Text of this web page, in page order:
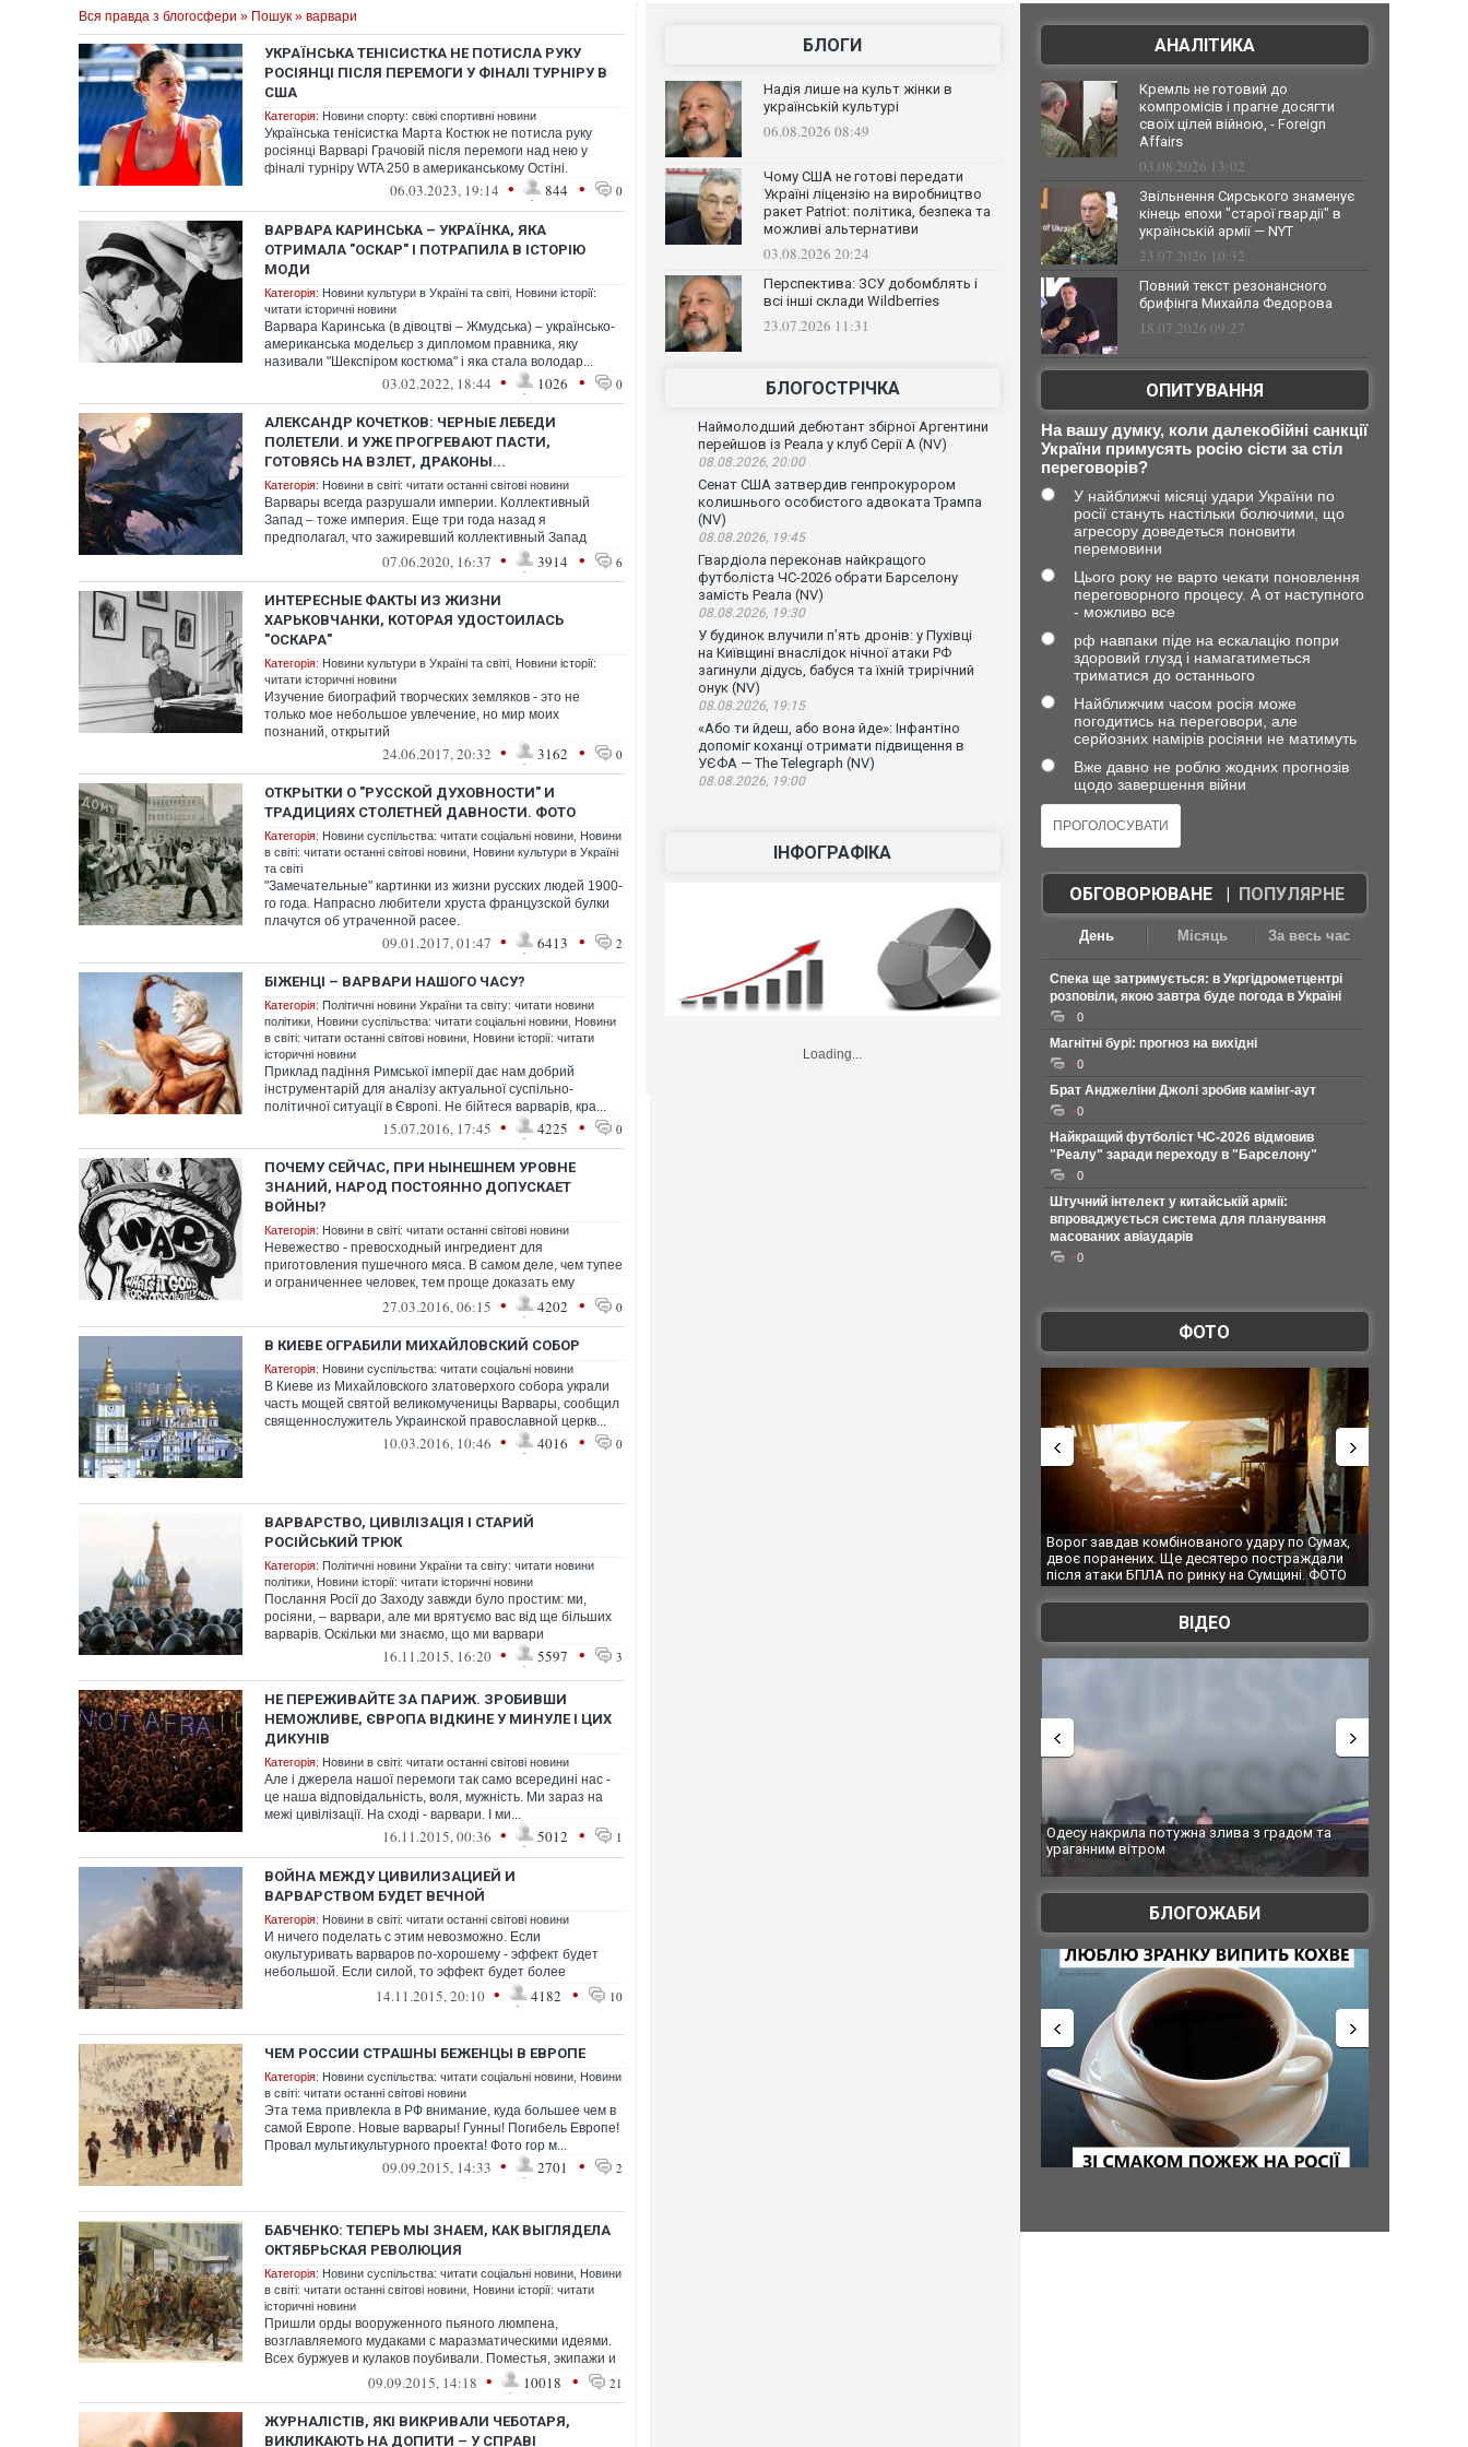
Вся правда з блогосфери » Пошук » варвари
УКРАЇНСЬКА ТЕНІСИСТКА НЕ ПОТИСЛА РУКУ
РОСІЯНЦІ ПІСЛЯ ПЕРЕМОГИ У ФІНАЛІ ТУРНІРУ В
США
Категорія: Новини спорту: свіжі спортивні новини
Українська тенісистка Марта Костюк не потисла руку
росіянці Варварі Грачовій після перемоги над нею у
фіналі турніру WTA 250 в американському Остіні.
06.03.2023, 19:14 • 844 • 0
ВАРВАРА КАРИНСЬКА – УКРАЇНКА, ЯКА
ОТРИМАЛА "ОСКАР" І ПОТРАПИЛА В ІСТОРІЮ
МОДИ
Категорія: Новини культури в Україні та світі Новини історії:
читати історичні новини
Варвара Каринська (в дівоцтві – Жмудська) – українсько-
американська модельєр з дипломом правника, яку
називали "Шекспіром костюма" і яка стала володар...
03.02.2022, 18:44 • 1026 • 0
АЛЕКСАНДР КОЧЕТКОВ: ЧЕРНЫЕ ЛЕБЕДИ
ПОЛЕТЕЛИ. И УЖЕ ПРОГРЕВАЮТ ПАСТИ,
ГОТОВЯСЬ НА ВЗЛЕТ, ДРАКОНЫ...
Категорія: Новини в світі: читати останні світові новини
Варвары всегда разрушали империи. Коллективный
Запад – тоже империя. Еще три года назад я
предполагал, что зажиревший коллективный Запад
07.06.2020, 16:37 • 3914 • 6
ИНТЕРЕСНЫЕ ФАКТЫ ИЗ ЖИЗНИ
ХАРЬКОВЧАНКИ, КОТОРАЯ УДОСТОИЛАСЬ
"ОСКАРА"
Категорія: Новини культури в Україні та світі Новини історії:
читати історичні новини
Изучение биографий творческих земляков - это не
только мое небольшое увлечение, но мир моих
познаний, открытий
24.06.2017, 20:32 • 3162 • 0
ОТКРЫТКИ О "РУССКОЙ ДУХОВНОСТИ" И
ТРАДИЦИЯХ СТОЛЕТНЕЙ ДАВНОСТИ. ФОТО
Категорія: Новини суспільства: читати соціальні новини Новини
в світі: читати останні світові новини Новини культури в Україні
та світі
"Замечательные" картинки из жизни русских людей 1900-
го года. Напрасно любители хруста французской булки
плачутся об утраченной расее.
09.01.2017, 01:47 • 6413 • 2
БІЖЕНЦІ – ВАРВАРИ НАШОГО ЧАСУ?
Категорія: Політичні новини України та світу: читати новини
політики Новини суспільства: читати соціальні новини Новини
в світі: читати останні світові новини Новини історії: читати
історичні новини
Приклад падіння Римської імперії дає нам добрий
інструментарій для аналізу актуальної суспільно-
політичної ситуації в Європі. Не бійтеся варварів, кра...
15.07.2016, 17:45 • 4225 • 0
ПОЧЕМУ СЕЙЧАС, ПРИ НЫНЕШНЕМ УРОВНЕ
ЗНАНИЙ, НАРОД ПОСТОЯННО ДОПУСКАЕТ
ВОЙНЫ?
Категорія: Новини в світі: читати останні світові новини
Невежество - превосходный ингредиент для
приготовления пушечного мяса. В самом деле, чем тупее
и ограниченнее человек, тем проще доказать ему
27.03.2016, 06:15 • 4202 • 0
В КИЕВЕ ОГРАБИЛИ МИХАЙЛОВСКИЙ СОБОР
Категорія: Новини суспільства: читати соціальні новини
В Киеве из Михайловского златоверхого собора украли
часть мощей святой великомученицы Варвары, сообщил
священнослужитель Украинской православной церкв...
10.03.2016, 10:46 • 4016 • 0
ВАРВАРСТВО, ЦИВІЛІЗАЦІЯ І СТАРИЙ
РОСІЙСЬКИЙ ТРЮК
Категорія: Політичні новини України та світу: читати новини
політики Новини історії: читати історичні новини
Послання Росії до Заходу завжди було простим: ми,
росіяни, – варвари, але ми врятуємо вас від ще більших
варварів. Оскільки ми знаємо, що ми варвари
16.11.2015, 16:20 • 5597 • 3
НЕ ПЕРЕЖИВАЙТЕ ЗА ПАРИЖ. ЗРОБИВШИ
НЕМОЖЛИВЕ, ЄВРОПА ВІДКИНЕ У МИНУЛЕ І ЦИХ
ДИКУНІВ
Категорія: Новини в світі: читати останні світові новини
Але і джерела нашої перемоги так само всередині нас -
це наша відповідальність, воля, мужність. Ми зараз на
межі цивілізації. На сході - варвари. І ми...
16.11.2015, 00:36 • 5012 • 1
ВОЙНА МЕЖДУ ЦИВИЛИЗАЦИЕЙ И
ВАРВАРСТВОМ БУДЕТ ВЕЧНОЙ
Категорія: Новини в світі: читати останні світові новини
И ничего поделать с этим невозможно. Если
окультуривать варваров по-хорошему - эффект будет
небольшой. Если силой, то эффект будет более
14.11.2015, 20:10 • 4182 • 10
ЧЕМ РОССИИ СТРАШНЫ БЕЖЕНЦЫ В ЕВРОПЕ
Категорія: Новини суспільства: читати соціальні новини Новини
в світі: читати останні світові новини
Эта тема привлекла в РФ внимание, куда большее чем в
самой Европе. Новые варвары! Гунны! Погибель Европе!
Провал мультикультурного проекта! Фото гор м...
09.09.2015, 14:33 • 2701 • 2
БАБЧЕНКО: ТЕПЕРЬ МЫ ЗНАЕМ, КАК ВЫГЛЯДЕЛА
ОКТЯБРЬСКАЯ РЕВОЛЮЦИЯ
Категорія: Новини суспільства: читати соціальні новини Новини
в світі: читати останні світові новини Новини історії: читати
історичні новини
Пришли орды вооруженного пьяного люмпена,
возглавляемого мудаками с маразматическими идеями.
Всех буржуев и кулаков поубивали. Поместья, экипажи и
09.09.2015, 14:18 • 10018 • 21
ЖУРНАЛІСТІВ, ЯКІ ВИКРИВАЛИ ЧЕБОТАРЯ,
ВИКЛИКАЮТЬ НА ДОПИТИ – У СПРАВІ
БЛОГИ
Надія лише на культ жінки в
українській культурі
06.08.2026 08:49
Чому США не готові передати
Україні ліцензію на виробництво
ракет Patriot: політика, безпека та
можливі альтернативи
03.08.2026 20:24
Перспектива: ЗСУ добомблять і
всі інші склади Wildberries
23.07.2026 11:31
БЛОГОСТРІЧКА
Наймолодший дебютант збірної Аргентини
перейшов із Реала у клуб Серії А (NV)
08.08.2026, 20:00
Сенат США затвердив генпрокурором
колишнього особистого адвоката Трампа
(NV)
08.08.2026, 19:45
Гвардіола переконав найкращого
футболіста ЧС-2026 обрати Барселону
замість Реала (NV)
08.08.2026, 19:30
У будинок влучили п’ять дронів: у Пухівці
на Київщині внаслідок нічної атаки РФ
загинули дідусь, бабуся та їхній трирічний
онук (NV)
08.08.2026, 19:15
«Або ти йдеш, або вона йде»: Інфантіно
допоміг коханці отримати підвищення в
УЄФА — The Telegraph (NV)
08.08.2026, 19:00
ІНФОГРАФІКА
Loading...
АНАЛІТИКА
Кремль не готовий до
компромісів і прагне досягти
своїх цілей війною, - Foreign
Affairs
03.08.2026 13:02
Звільнення Сирського знаменує
кінець епохи "старої гвардії" в
українській армії — NYT
23.07.2026 10:32
Повний текст резонансного
брифінга Михайла Федорова
18.07.2026 09:27
ОПИТУВАННЯ
На вашу думку, коли далекобійні санкції
України примусять росію сісти за стіл
переговорів?
У найближчі місяці удари України по
росії стануть настільки болючими, що
агресору доведеться поновити
перемовини
Цього року не варто чекати поновлення
переговорного процесу. А от наступного
- можливо все
рф навпаки піде на ескалацію попри
здоровий глузд і намагатиметься
триматися до останнього
Найближчим часом росія може
погодитись на переговори, але
серйозних намірів росіяни не матимуть
Вже давно не роблю жодних прогнозів
щодо завершення війни
ОБГОВОРЮВАНЕ| ПОПУЛЯРНЕ
День Місяць За весь час
Спека ще затримується: в Укргідрометцентрі
розповіли, якою завтра буде погода в Україні
0
Магнітні бурі: прогноз на вихідні
0
Брат Анджеліни Джолі зробив камінг-аут
0
Найкращий футболіст ЧС-2026 відмовив
"Реалу" заради переходу в "Барселону"
0
Штучний інтелект у китайській армії:
впроваджується система для планування
масованих авіаударів
0
ФОТО
Ворог завдав комбінованого удару по Сумах,
двоє поранених. Ще десятеро постраждали
після атаки БПЛА по ринку на Сумщині. ФОТО
За 2000 кілометрів від кордону з Україною: в
Єкатеринбурзі після атаки дронів загорівся
склад Wildberries. ФОТО. ВІДЕО
ВІДЕО
Одесу накрила потужна злива з градом та
Вже вивели на тести: Ferrari готує оновлення
позашляховика Purosangue. ВІДЕО
БЛОГОЖАБИ